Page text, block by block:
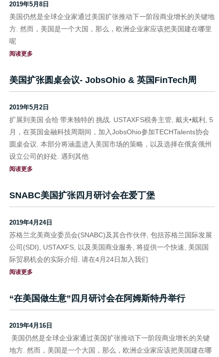
2019年5月8日
美国仍然是全球企业家通过美国扩张推动下一阶段商业增长的关键地
方. 然而，美国是一个大国，那么，欧洲企业家应该把美国建在哪里
呢
阅读更多
美国扩张圆桌会议- JobsOhio & 英国FinTech周
2019年5月2日
扩展到美国 会给 带来独特的 挑战. USTAXFS税务主管, 戴夫•戴利, 5
月，在英国金融科技周期间，加入JobsOhio参加TECHTalents协会
圆桌会议. 本部分将涵盖进入美国市场的策略，以及选择在俄亥俄州
设立公司的好处. 遇到其他
阅读更多
SNABC美国扩张四月研讨会在爱丁堡
2019年4月24日
苏格兰北美商业委员会(SNABC)及其合作伙伴, 包括苏格兰国际发展
公司(SDI), USTAXFS, 以及美国商业服务, 将提供一个快速, 美国国
际贸易机会的实际介绍. 请在4月24日加入我们
阅读更多
“在美国做生意”四月研讨会在阿姆斯特丹举行
2019年4月16日
美国仍然是全球企业家通过美国扩张推动下一阶段商业增长的关键
地方. 然而，美国是一个大国，那么，欧洲企业家应该把美国建在哪